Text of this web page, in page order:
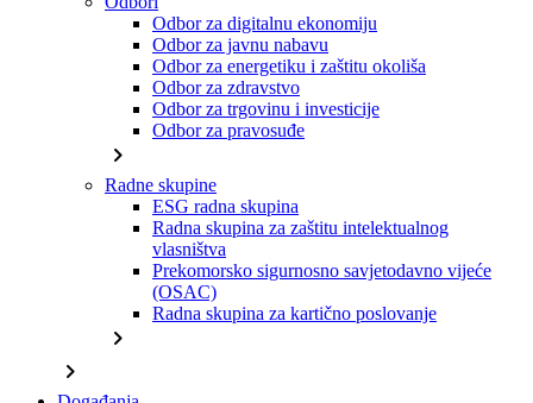
Odbor za digitalnu ekonomiju
Odbor za javnu nabavu
Odbor za energetiku i zaštitu okoliša
Odbor za zdravstvo
Odbor za trgovinu i investicije
Odbor za pravosuđe
chevron_right
Radne skupine
ESG radna skupina
Radna skupina za zaštitu intelektualnog
vlasništva
Prekomorsko sigurnosno savjetodavno vijeće
(OSAC)
Radna skupina za kartično poslovanje
chevron_right
chevron_right